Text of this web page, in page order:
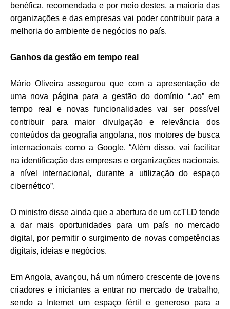
benéfica, recomendada e por meio destes, a maioria das
organizações e das empresas vai poder contribuir para a
melhoria do ambiente de negócios no país.
Ganhos da gestão em tempo real
Mário Oliveira assegurou que com a apresentação de
uma nova página para a gestão do domínio “.ao” em
tempo real e novas funcionalidades vai ser possível
contribuir para maior divulgação e relevância dos
conteúdos da geografia angolana, nos motores de busca
internacionais como a Google. “Além disso, vai facilitar
na identificação das empresas e organizações nacionais,
a nível internacional, durante a utilização do espaço
cibernético”.
O ministro disse ainda que a abertura de um ccTLD tende
a dar mais oportunidades para um país no mercado
digital, por permitir o surgimento de novas competências
digitais, ideias e negócios.
Em Angola, avançou, há um número crescente de jovens
criadores e iniciantes a entrar no mercado de trabalho,
sendo a Internet um espaço fértil e generoso para a